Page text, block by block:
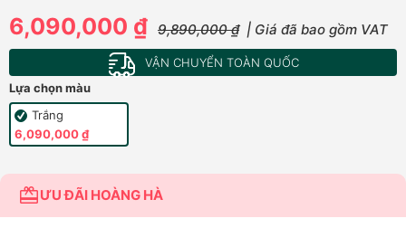
6,090,000 ₫ 9,890,000 ₫ | Giá đã bao gồm VAT
VẬN CHUYỂN TOÀN QUỐC
Lựa chọn màu
Trắng
6,090,000 ₫
ƯU ĐÃI HOÀNG HÀ